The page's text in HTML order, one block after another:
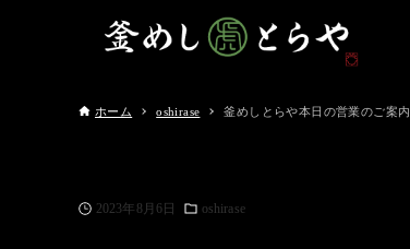
ホーム oshirase 釜めしとらや本日の営業のご案内
2023年8月6日 oshirase